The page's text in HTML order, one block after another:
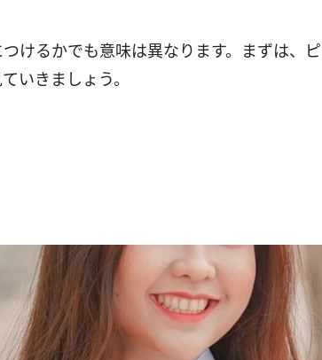
けるかでも意味は異なります。まずは、
いきましょう。